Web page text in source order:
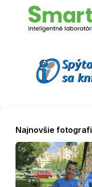
Najnovšie